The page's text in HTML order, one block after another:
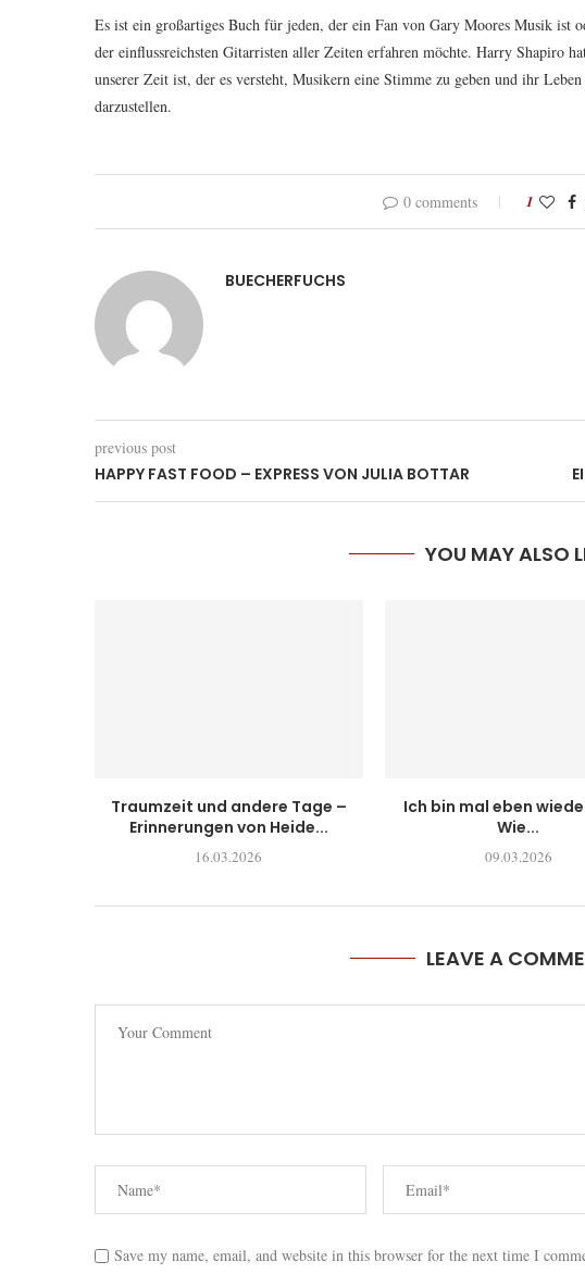
Es ist ein großartiges Buch für jeden, der ein Fan von Gary Moores Musik ist
der einflussreichsten Gitarristen aller Zeiten erfahren möchte. Harry Shapiro
unserer Zeit ist, der es versteht, Musikern eine Stimme zu geben und ihr
darzustellen.
0 comments 1
BUECHERFUCHS
previous post
HAPPY FAST FOOD – EXPRESS VON JULIA BOTTAR
YOU MAY ALSO
Traumzeit und andere Tage –
Erinnerungen von Heide...
16.03.2026
Ich bin mal eben
Wie...
09.03.2026
LEAVE A
Save my name, email, and website in this browser for the next time I